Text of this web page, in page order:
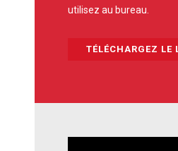
utilisez au bureau.
TÉLÉCHARGEZ LE